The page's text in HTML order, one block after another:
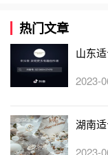
热门文章
山东
2023-
湖南
2023-